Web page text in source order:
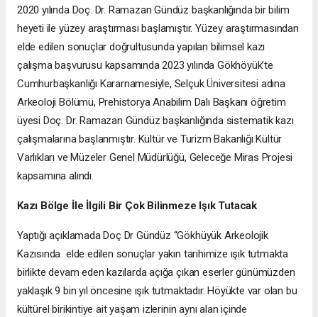
2020 yılında Doç. Dr. Ramazan Gündüz başkanlığında bir bilim
heyeti ile yüzey araştırması başlamıştır. Yüzey araştırmasından
elde edilen sonuçlar doğrultusunda yapılan bilimsel kazı
çalışma başvurusu kapsamında 2023 yılında Gökhöyük’te
Cumhurbaşkanlığı Kararnamesiyle, Selçuk Üniversitesi adına
Arkeoloji Bölümü, Prehistorya Anabilim Dalı Başkanı öğretim
üyesi Doç. Dr. Ramazan Gündüz başkanlığında sistematik kazı
çalışmalarına başlanmıştır. Kültür ve Turizm Bakanlığı Kültür
Varlıkları ve Müzeler Genel Müdürlüğü, Geleceğe Miras Projesi
kapsamına alındı.
Kazı Bölge İle İlgili Bir Çok Bilinmeze Işık Tutacak
Yaptığı açıklamada Doç Dr Gündüz “Gökhüyük Arkeolojik
Kazısında elde edilen sonuçlar yakın tarihimize ışık tutmakta
birlikte devam eden kazılarda açığa çıkan eserler günümüzden
yaklaşık 9 bin yıl öncesine ışık tutmaktadır. Höyükte var olan bu
kültürel birikintiye ait yaşam izlerinin aynı alan içinde